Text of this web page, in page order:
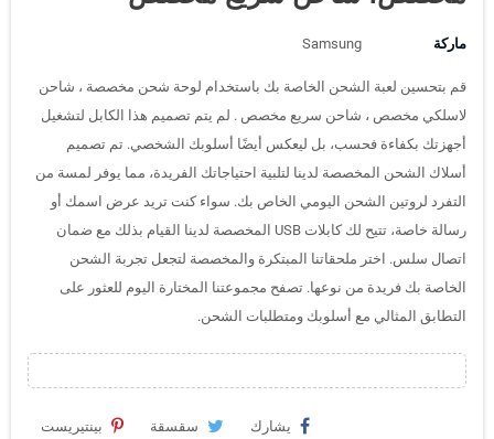
ماركة Samsung
قم بتحسين لعبة الشحن الخاصة بك باستخدام لوحة شحن مخصصة ، شاحن
لاسلكي مخصص ، شاحن سريع مخصص . لم يتم تصميم هذا الكابل لتشغيل
أجهزتك بكفاءة فحسب، بل ليعكس أيضًا أسلوبك الشخصي. تم تصميم
أسلاك الشحن المخصصة لدينا لتلبية احتياجاتك الفريدة، مما يوفر لمسة من
التفرد لروتين الشحن اليومي الخاص بك. سواء كنت تريد عرض اسمك أو
رسالة خاصة، تتيح لك كابلات USB المخصصة لدينا القيام بذلك مع ضمان
اتصال سلس. اختر ملحقاتنا المبتكرة والمخصصة لتجعل تجربة الشحن
الخاصة بك فريدة من نوعها. تصفح مجموعتنا المختارة اليوم للعثور على
التطابق المثالي مع أسلوبك ومتطلبات الشحن.
يشارك سقسقة بينتيريست